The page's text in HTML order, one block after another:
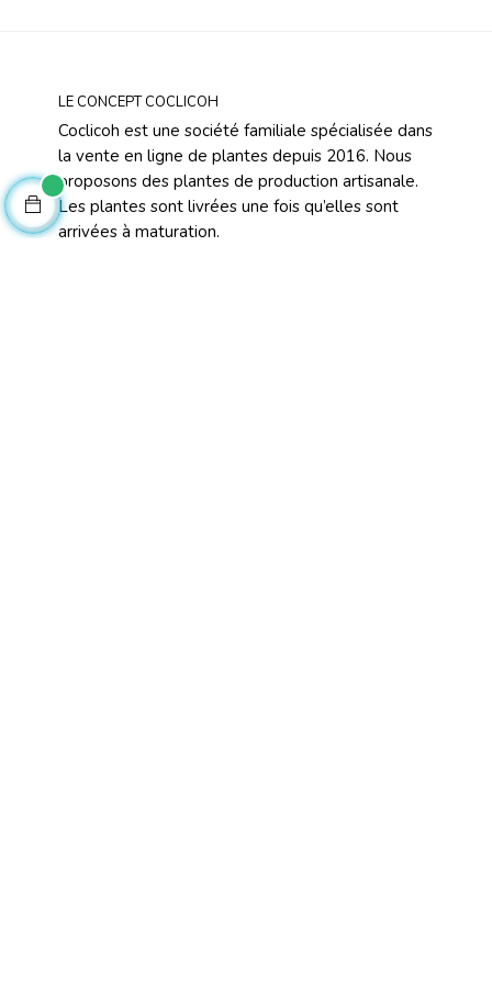
LE CONCEPT COCLICOH
Coclicoh est une société familiale spécialisée dans
la vente en ligne de plantes depuis 2016. Nous
proposons des plantes de production artisanale.
Les plantes sont livrées une fois qu’elles sont
arrivées à maturation.